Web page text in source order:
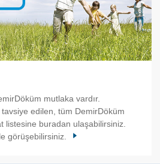
mutlaka vardır.
edilen, tüm DemirDöküm
listesine buradan ulaşabilirsiniz.
görüşebilirsiniz.